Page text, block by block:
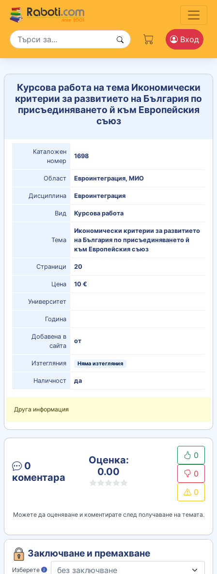
Вход
Курсова работа на тема Икономически
критерии за развитието на България по
присъединяването й към Европейския
съюз
Каталожен
номер
1698
Област Евроинтеграция, МИО
Дисциплина Евроинтеграция
Вид Курсова работа
Тема
Икономически критерии за развитието
на България по присъединяването й
към Европейския съюз
Страници 20
Цена 10 €
Университет
Година
Добавена в
сайта
от
Изтегляния Няма изтегляния
Наличност да
Друга информация
0
коментара
Оценка:
0.00
0
0
0
Можете да оценяване и коментирате след получаване на темата.
Заключване и премахване
Изберете